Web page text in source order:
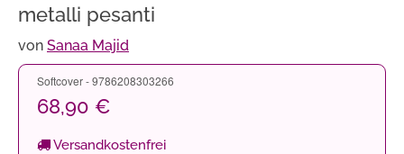
metalli pesanti
von Sanaa Majid
Softcover - 9786208303266
68,90 €
Versandkostenfrei